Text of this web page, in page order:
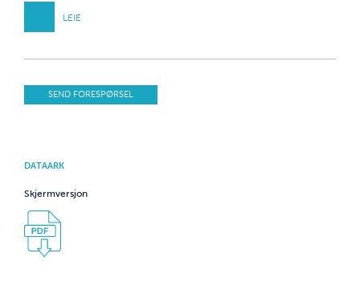
LEIE
SEND FORESPØRSEL
DATAARK
Skjermversjon